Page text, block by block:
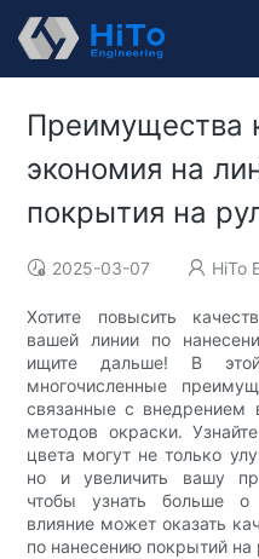
Преимущества
экономия на
покрытия на
2025-03-07 HiTo
Хотите повысить
вашей линии по
ищите дальше! В
многочисленные
связанные с внедрением
методов окраски.
цвета могут не только
но и увеличить вашу
чтобы узнать больше
влияние может оказать
по нанесению покрытий на